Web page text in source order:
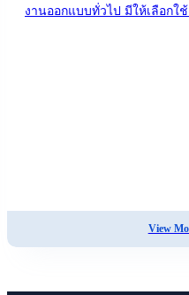
งานออกแบบทั่วไป มีให้เลือกใ
View